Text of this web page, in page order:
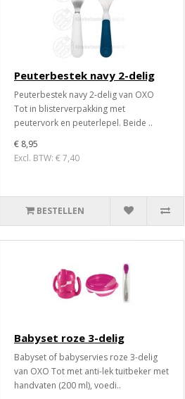
Peuterbestek navy 2-delig
Peuterbestek navy 2-delig van OXO
Tot in blisterverpakking met
peutervork en peuterlepel. Beide ..
€ 8,95
Excl. BTW: € 7,40
BESTELLEN
Babyset roze 3-delig
Babyset of babyservies roze 3-delig
van OXO Tot met anti-lek tuitbeker met
handvaten (200 ml), voedi..